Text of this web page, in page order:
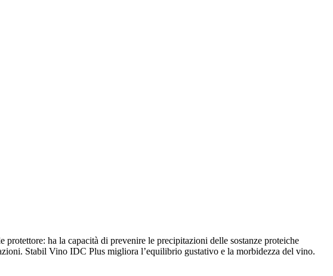
ha la capacità di prevenire le precipitazioni delle sostanze proteiche
Stabil Vino IDC Plus migliora l’equilibrio gustativo e la morbidezza del vino.